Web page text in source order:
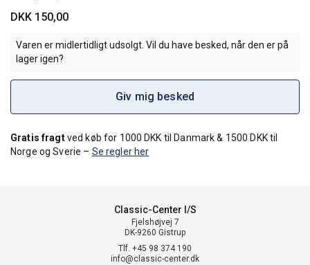
DKK 150,00
Varen er midlertidligt udsolgt. Vil du have besked, når den er på
lager igen?
Giv mig besked
Gratis fragtved køb for 1000 DKK til Danmark & 1500 DKK til
Norge og Sverie – Se regler her
Classic-Center I/S
Fjelshøjvej 7
DK-9260 Gistrup
Tlf. +45 98 374 190
info@classic-center.dk